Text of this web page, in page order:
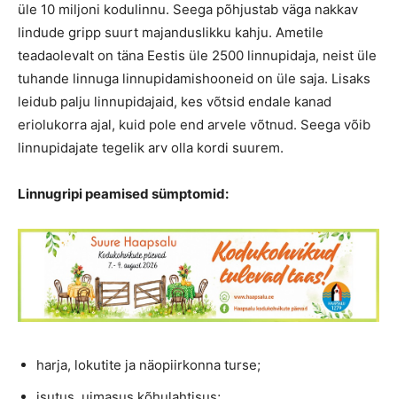
üle 10 miljoni kodulinnu. Seega põhjustab väga nakkav
lindude gripp suurt majanduslikku kahju. Ametile
teadaolevalt on täna Eestis üle 2500 linnupidaja, neist üle
tuhande linnuga linnupidamishooneid on üle saja. Lisaks
leidub palju linnupidajaid, kes võtsid endale kanad
eriolukorra ajal, kuid pole end arvele võtnud. Seega võib
linnupidajate tegelik arv olla kordi suurem.
Linnugripi peamised sümptomid:
harja, lokutite ja näopiirkonna turse;